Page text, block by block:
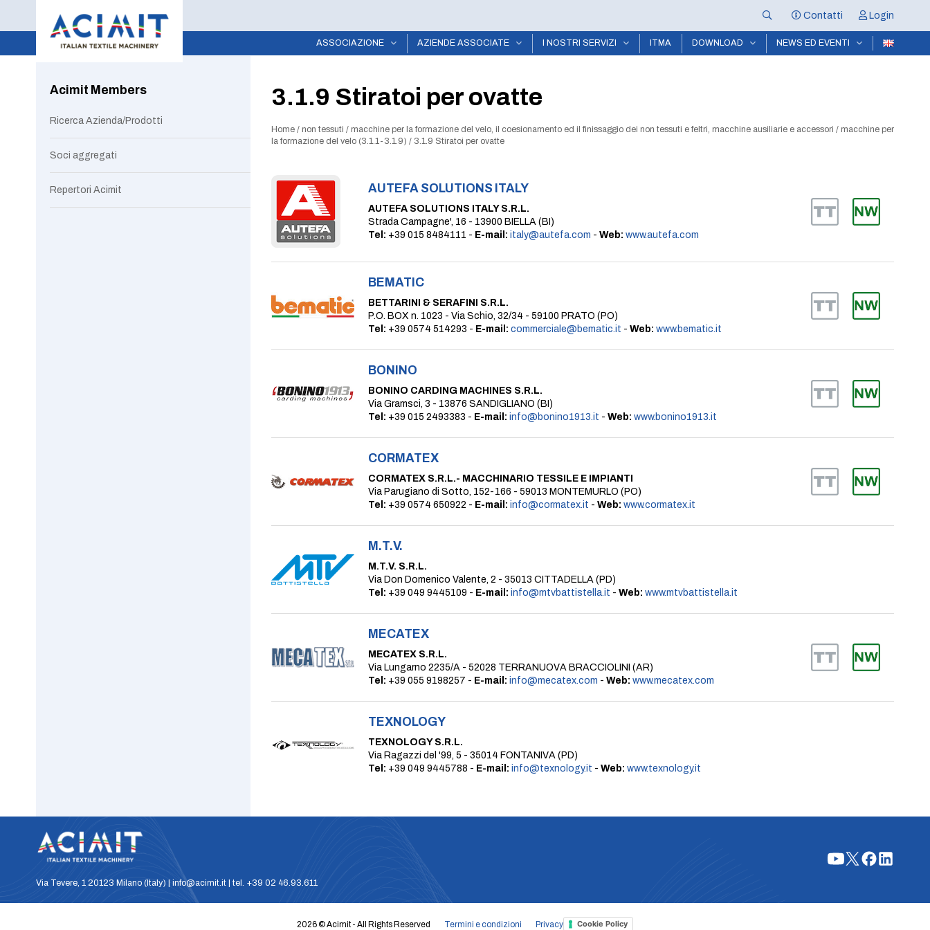
Contatti Login
ASSOCIAZIONE AZIENDE ASSOCIATE I NOSTRI SERVIZI ITMA DOWNLOAD NEWS ED EVENTI
3.1.9 Stiratoi per ovatte
Home / non tessuti / macchine per la formazione del velo, il coesionamento ed il finissaggio dei non tessuti e feltri, macchine ausiliarie e accessori / macchine per
la formazione del velo (3.1.1-3.1.9) / 3.1.9 Stiratoi per ovatte
AUTEFA SOLUTIONS ITALY
AUTEFA SOLUTIONS ITALY S.R.L.
Strada Campagne', 16 - 13900 BIELLA (BI)
Tel: +39 015 8484111 - E-mail: italy@autefa.com - Web: www.autefa.com
BEMATIC
BETTARINI & SERAFINI S.R.L.
P.O. BOX n. 1023 - Via Schio, 32/34 - 59100 PRATO (PO)
Tel: +39 0574 514293 - E-mail: commerciale@bematic.it - Web: www.bematic.it
BONINO
BONINO CARDING MACHINES S.R.L.
Via Gramsci, 3 - 13876 SANDIGLIANO (BI)
Tel: +39 015 2493383 - E-mail: info@bonino1913.it - Web: www.bonino1913.it
CORMATEX
CORMATEX S.R.L.- MACCHINARIO TESSILE E IMPIANTI
Via Parugiano di Sotto, 152-166 - 59013 MONTEMURLO (PO)
Tel: +39 0574 650922 - E-mail: info@cormatex.it - Web: www.cormatex.it
M.T.V.
M.T.V. S.R.L.
Via Don Domenico Valente, 2 - 35013 CITTADELLA (PD)
Tel: +39 049 9445109 - E-mail: info@mtvbattistella.it - Web: www.mtvbattistella.it
MECATEX
MECATEX S.R.L.
Via Lungarno 2235/A - 52028 TERRANUOVA BRACCIOLINI (AR)
Tel: +39 055 9198257 - E-mail: info@mecatex.com - Web: www.mecatex.com
TEXNOLOGY
TEXNOLOGY S.R.L.
Via Ragazzi del '99, 5 - 35014 FONTANIVA (PD)
Tel: +39 049 9445788 - E-mail: info@texnology.it - Web: www.texnology.it
Acimit Members
Ricerca Azienda/Prodotti
Soci aggregati
Repertori Acimit
Via Tevere, 1 20123 Milano (Italy) | info@acimit.it | tel. +39 02 46.93.611
2026 © Acimit - All Rights Reserved Termini e condizioni Privacy Cookie Policy